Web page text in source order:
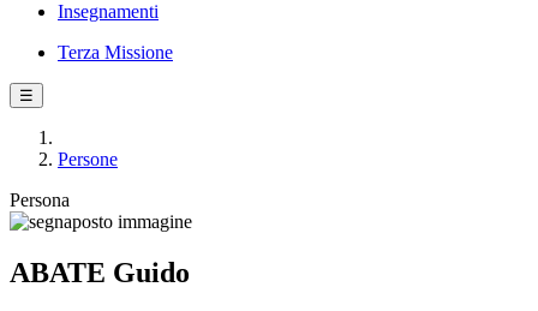
Insegnamenti
Terza Missione
☰
Persone
Persona
ABATE Guido